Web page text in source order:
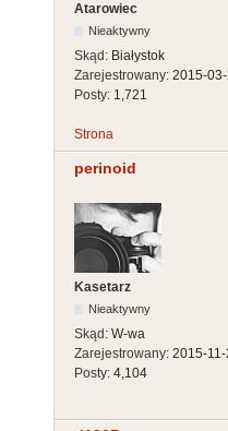
Atarowiec
Nieaktywny
Skąd: Białystok
Zarejestrowany: 2015-
Posty: 1,721
Strona
perinoid
Kasetarz
Nieaktywny
Skąd: W-wa
Zarejestrowany: 2015-
Posty: 4,104